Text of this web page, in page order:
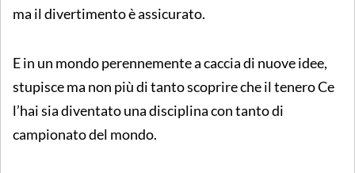
ma il divertimento è assicurato.
E in un mondo perennemente a caccia di nuove idee,
stupisce ma non più di tanto scoprire che il tenero Ce
l’hai sia diventato una disciplina con tanto di
campionato del mondo.